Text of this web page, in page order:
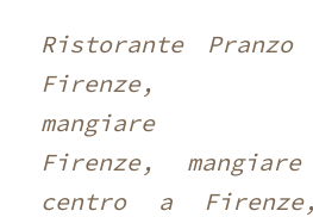
Ristorante
Firenze,
mangiare
Firenze,
centro a